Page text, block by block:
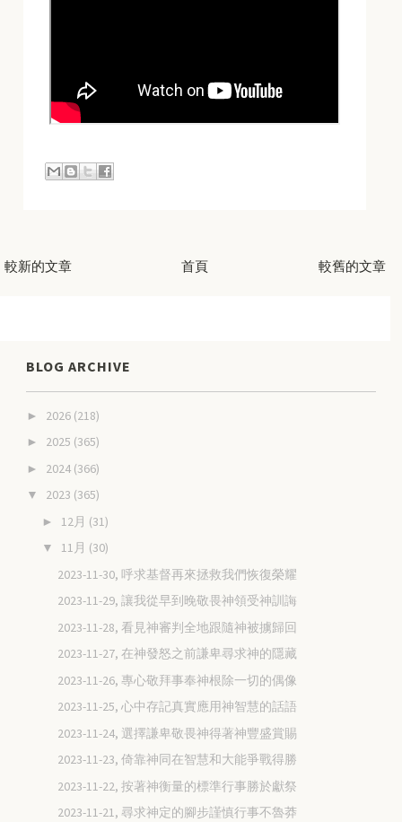
較新的文章 較舊的文章
首頁
BLOG ARCHIVE
► 2026 (218)
► 2025 (365)
► 2024 (366)
▼ 2023 (365)
► 12月 (31)
▼ 11月 (30)
2023-11-30, 呼求基督再來拯救我們恢復榮耀
2023-11-29, 讓我從早到晚敬畏神領受神訓誨
2023-11-28, 看見神審判全地跟隨神被擄歸回
2023-11-27, 在神發怒之前謙卑尋求神的隱藏
2023-11-26, 專心敬拜事奉神根除一切的偶像
2023-11-25, 心中存記真實應用神智慧的話語
2023-11-24, 選擇謙卑敬畏神得著神豐盛賞賜
2023-11-23, 倚靠神同在智慧和大能爭戰得勝
2023-11-22, 按著神衡量的標準行事勝於獻祭
2023-11-21, 尋求神定的腳步謹慎行事不魯莽